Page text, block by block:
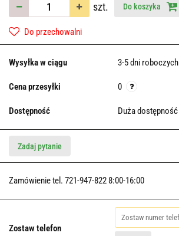
szt. Do koszyka
Do przechowalni
Wysyłka w ciągu 3-5 dni roboczych
Cena przesyłki 0
Dostępność Duża dostępność
Zadaj pytanie
Zamówienie tel. 721-947-822 8:00-16:00
Zostaw telefon